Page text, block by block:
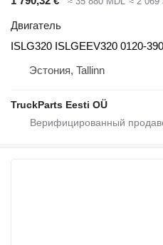
Двигатель
ISLG320 ISLGEEV320 0120-
Эстония, Tallinn
TruckParts Eesti OÜ